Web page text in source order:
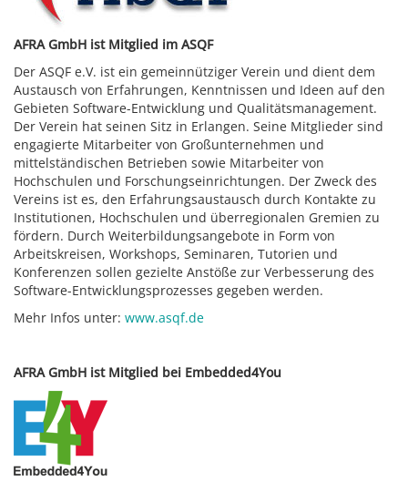
AFRA GmbH ist Mitglied im ASQF
Der ASQF e.V. ist ein gemeinnütziger Verein und dient dem
Austausch von Erfahrungen, Kenntnissen und Ideen auf den
Gebieten Software-Entwicklung und Qualitätsmanagement.
Der Verein hat seinen Sitz in Erlangen. Seine Mitglieder sind
engagierte Mitarbeiter von Großunternehmen und
mittelständischen Betrieben sowie Mitarbeiter von
Hochschulen und Forschungseinrichtungen. Der Zweck des
Vereins ist es, den Erfahrungsaustausch durch Kontakte zu
Institutionen, Hochschulen und überregionalen Gremien zu
fördern. Durch Weiterbildungsangebote in Form von
Arbeitskreisen, Workshops, Seminaren, Tutorien und
Konferenzen sollen gezielte Anstöße zur Verbesserung des
Software-Entwicklungsprozesses gegeben werden.
Mehr Infos unter: www.asqf.de
AFRA GmbH ist Mitglied bei Embedded4You